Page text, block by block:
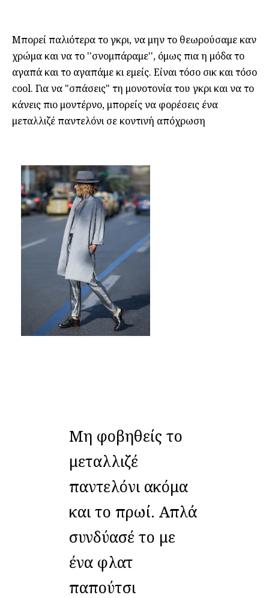
Μπορεί παλιότερα το γκρι, να μην το θεωρούσαμε καν
χρώμα και να το ''σνομπάραμε'', όμως πια η μόδα το
αγαπά και το αγαπάμε κι εμείς. Είναι τόσο σικ και τόσο
cool. Για να "σπάσεις" τη μονοτονία του γκρι και να το
κάνεις πιο μοντέρνο, μπορείς να φορέσεις ένα
μεταλλιζέ παντελόνι σε κοντινή απόχρωση
Μη φοβηθείς το
μεταλλιζέ
παντελόνι ακόμα
και το πρωί. Απλά
συνδύασέ το με
ένα φλατ
παπούτσι